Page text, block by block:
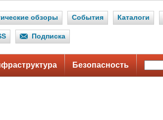
обзоры События Каталоги
Подписка
Безопасность